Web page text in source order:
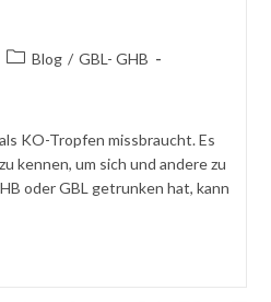
PostBlog / GBL- GHB
KO-Tropfen missbraucht. Es
kennen, um sich und andere zu
oder GBL getrunken hat, kann